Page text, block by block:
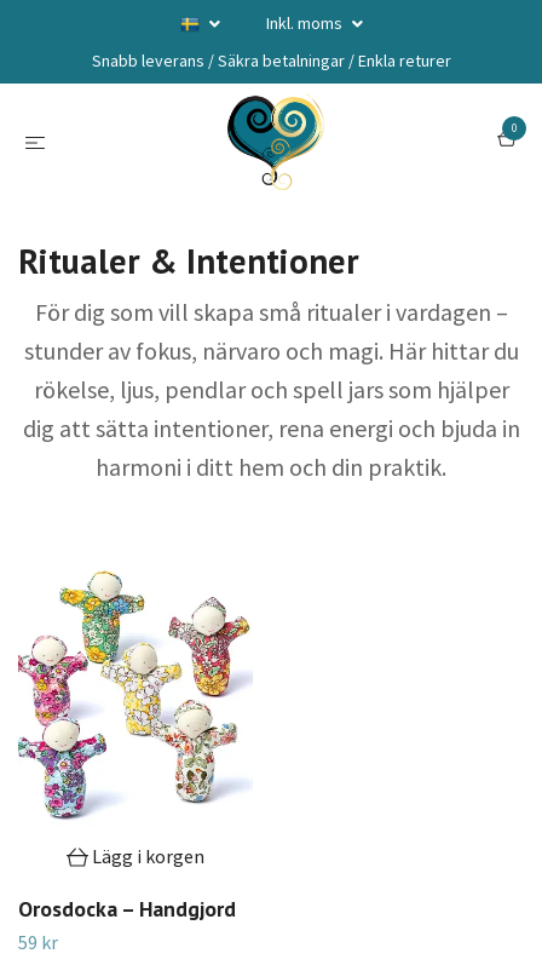
Inkl. moms
Snabb leverans / Säkra betalningar / Enkla returer
0
Ritualer & Intentioner
För dig som vill skapa små ritualer i vardagen –
stunder av fokus, närvaro och magi. Här hittar du
rökelse, ljus, pendlar och spell jars som hjälper
dig att sätta intentioner, rena energi och bjuda in
harmoni i ditt hem och din praktik.
Lägg i korgen
Orosdocka – Handgjord
59 kr